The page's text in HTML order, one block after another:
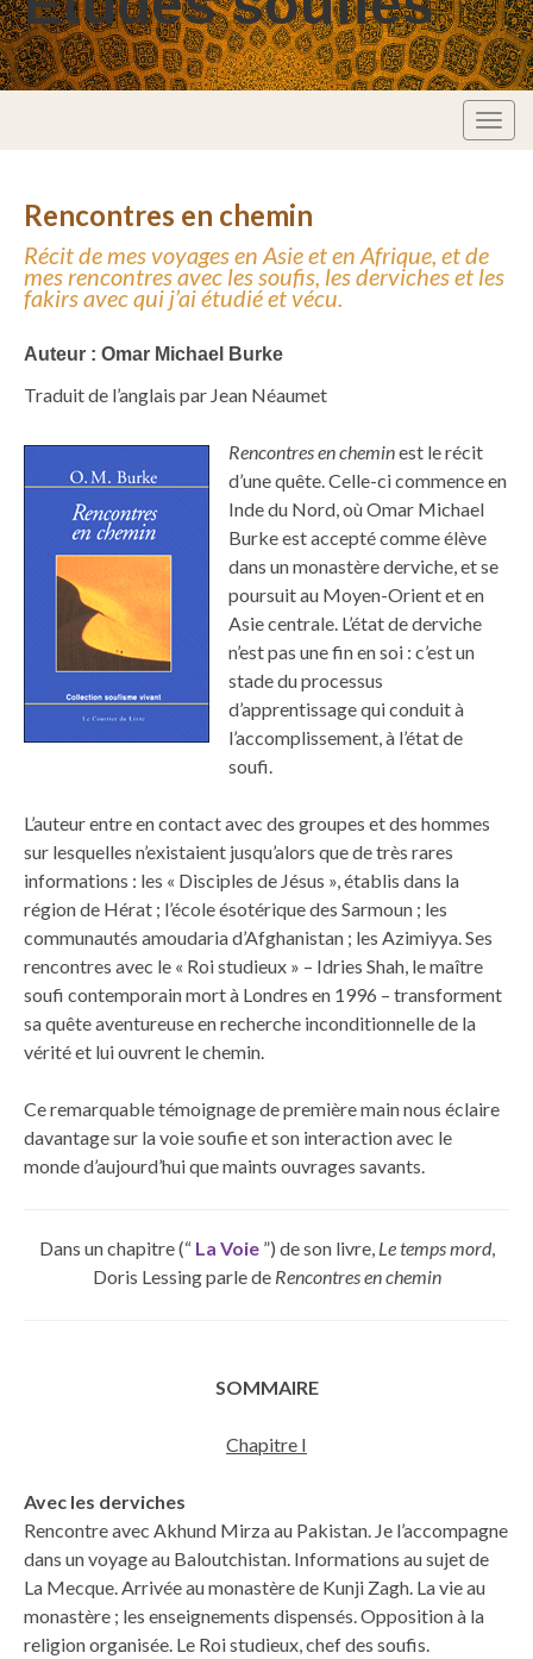
Rencontres en chemin
Récit de mes voyages en Asie et en Afrique, et de
mes rencontres avec les soufis, les derviches et les
fakirs avec qui j’ai étudié et vécu.
Auteur : Omar Michael Burke
Traduit de l’anglais par Jean Néaumet
Rencontres en cheminest le récit
d’une quête. Celle-ci commence en
Inde du Nord, où Omar Michael
Burke est accepté comme élève
dans un monastère derviche, et se
poursuit au Moyen-Orient et en
Asie centrale. L’état de derviche
n’est pas une fin en soi : c’est un
stade du processus
d’apprentissage qui conduit à
l’accomplissement, à l’état de
soufi.
L’auteur entre en contact avec des groupes et des hommes
sur lesquelles n’existaient jusqu’alors que de très rares
informations : les « Disciples de Jésus », établis dans la
région de Hérat ; l’école ésotérique des Sarmoun ; les
communautés amoudaria d’Afghanistan ; les Azimiyya. Ses
rencontres avec le « Roi studieux » – Idries Shah, le maître
soufi contemporain mort à Londres en 1996 – transforment
sa quête aventureuse en recherche inconditionnelle de la
vérité et lui ouvrent le chemin.
Ce remarquable témoignage de première main nous éclaire
davantage sur la voie soufie et son interaction avec le
monde d’aujourd’hui que maints ouvrages savants.
Dans un chapitre (“ La Voie”) de son livre, Le temps mord,
Doris Lessing parle de Rencontres en chemin
SOMMAIRE
Chapitre I
Avec les derviches
Rencontre avec Akhund Mirza au Pakistan. Je l’accompagne
dans un voyage au Baloutchistan. Informations au sujet de
La Mecque. Arrivée au monastère de Kunji Zagh. La vie au
monastère ; les enseignements dispensés. Opposition à la
religion organisée. Le Roi studieux, chef des soufis.